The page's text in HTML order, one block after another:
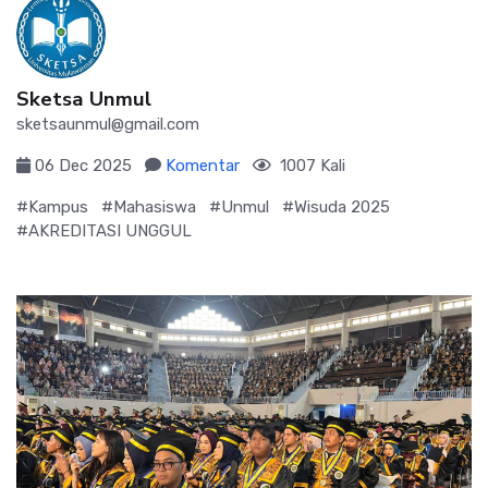
Sketsa Unmul
sketsaunmul@gmail.com
06 Dec 2025 Komentar 1007 Kali
#Kampus #Mahasiswa #Unmul
#Wisuda 2025
#AKREDITASI UNGGUL